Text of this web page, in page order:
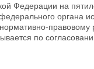
Федерации на
органа
по